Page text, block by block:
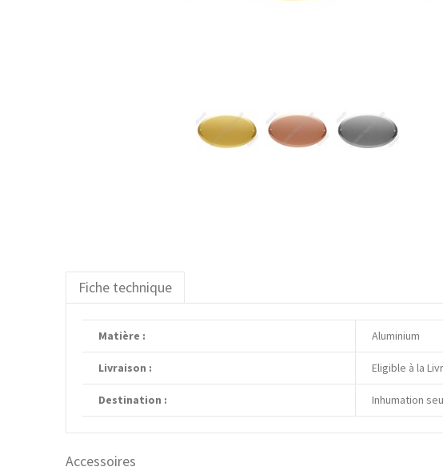
Fiche technique
Matière : Aluminium
Livraison : Eligible à la
Destination : Inhumation
Accessoires